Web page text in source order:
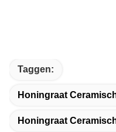
Taggen:
Honingraat
Honingraat